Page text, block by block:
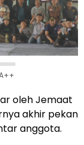
oleh Jemaat
akhir pekan
anggota.